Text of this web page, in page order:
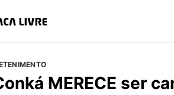
MERECE ser